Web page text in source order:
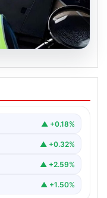
kayyum
▲ +0.18%
▲ +0.32%
▲ +2.59%
▲ +1.50%